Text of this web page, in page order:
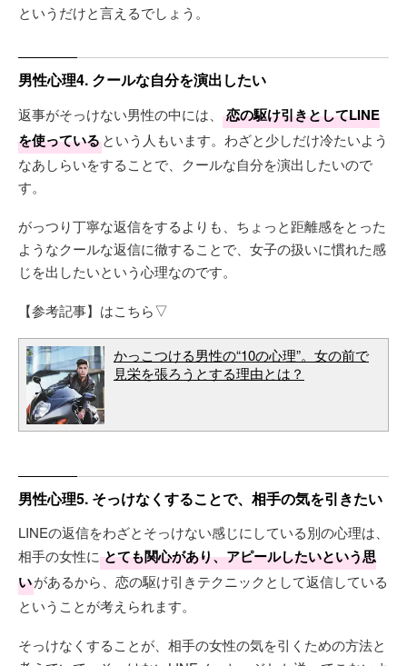
というだけと言えるでしょう。
男性心理4. クールな自分を演出したい
返事がそっけない男性の中には、
恋の駆け引きとしてLINE
を使っているという人もいます。わざと少しだけ冷たいよう
なあしらいをすることで、クールな自分を演出したいので
す。
がっつり丁寧な返信をするよりも、ちょっと距離感をとった
ようなクールな返信に徹することで、女子の扱いに慣れた感
じを出したいという心理なのです。
【参考記事】はこちら▽
かっこつける男性の“10の心理”。女の前で
見栄を張ろうとする理由とは？
男性心理5. そっけなくすることで、相手の気を引きたい
LINEの返信をわざとそっけない感じにしている別の心理は、
相手の女性に とても関心があり、アピールしたいという思
いがあるから、恋の駆け引きテクニックとして返信している
ということが考えられます。
そっけなくすることが、相手の女性の気を引くための方法と